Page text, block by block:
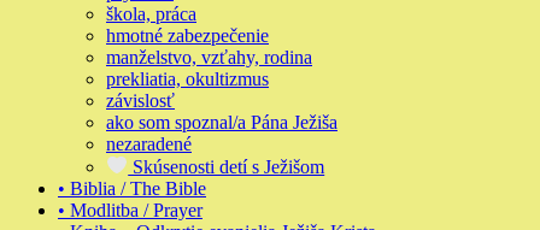
škola, práca
hmotné zabezpečenie
manželstvo, vzťahy, rodina
prekliatia, okultizmus
závislosť
ako som spoznal/a Pána Ježiša
nezaradené
Skúsenosti detí s Ježišom
• Biblia / The Bible
• Modlitba / Prayer